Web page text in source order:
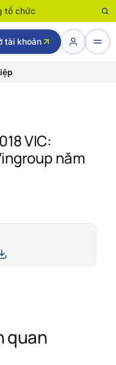
tổ chức
tài khoản
VIC:
năm
quan